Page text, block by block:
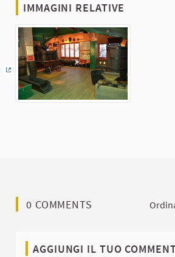
IMMAGINI RELATIVE
(Collegamento esterno)
0 COMMENTS
AGGIUNGI IL TUO